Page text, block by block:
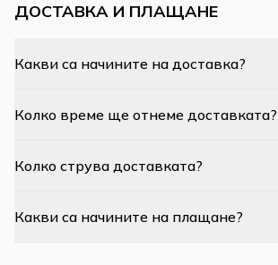
ДОСТАВКА И ПЛАЩАНЕ
Какви са начините на доставка?
Колко време ще отнеме доставката?
Колко струва доставката?
Какви са начините на плащане?